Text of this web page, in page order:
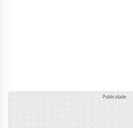
Publicidade